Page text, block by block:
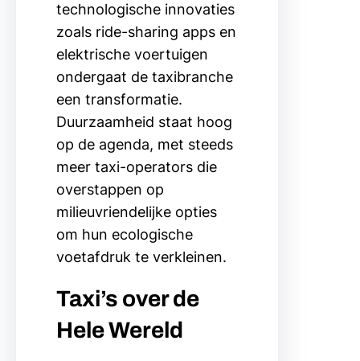
technologische innovaties
zoals ride-sharing apps en
elektrische voertuigen
ondergaat de taxibranche
een transformatie.
Duurzaamheid staat hoog
op de agenda, met steeds
meer taxi-operators die
overstappen op
milieuvriendelijke opties
om hun ecologische
voetafdruk te verkleinen.
Taxi’s over de
Hele Wereld